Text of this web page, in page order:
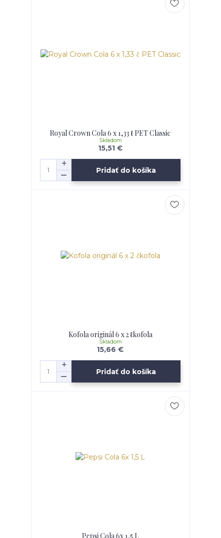
Royal Crown Cola 6 x 1,33 ℓ PET Classic
15,51 €
Skladom
Pridať do košíka
Kofola originál 6 x 2 ℓkofola
15,66 €
Skladom
Pridať do košíka
Pepsi Cola 6x 1,5 L